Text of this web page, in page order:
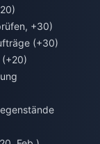
+30)
(+30)